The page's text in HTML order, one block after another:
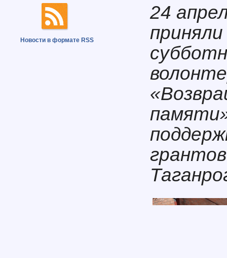
Новости в формате RSS
24